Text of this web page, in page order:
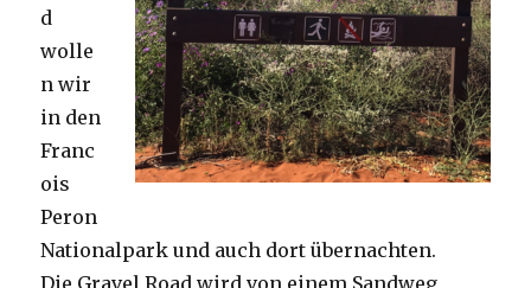
d
wolle
n wir
in den
Franc
ois
Peron
Nationalpark und auch dort übernachten.
Die Gravel Road wird von einem Sandweg